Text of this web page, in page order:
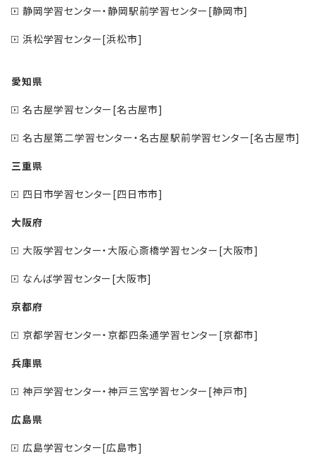
静岡学習センター・静岡駅前学習センター[静岡市]
浜松学習センター[浜松市]
愛知県
名古屋学習センター[名古屋市]
名古屋第二学習センター・名古屋駅前学習センター[名古屋市]
三重県
四日市学習センター[四日市市]
大阪府
大阪学習センター・大阪心斎橋学習センター[大阪市]
なんば学習センター[大阪市]
京都府
京都学習センター・京都四条通学習センター[京都市]
兵庫県
神戸学習センター・神戸三宮学習センター[神戸市]
広島県
広島学習センター[広島市]